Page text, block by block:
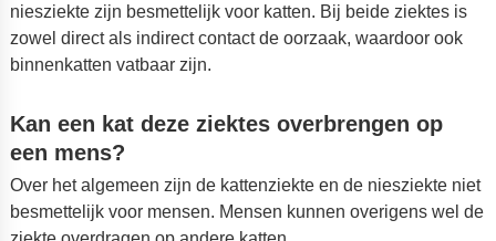
niesziekte zijn besmettelijk voor katten. Bij beide ziektes is
zowel direct als indirect contact de oorzaak, waardoor ook
binnenkatten vatbaar zijn.
Kan een kat deze ziektes overbrengen op
een mens?
Over het algemeen zijn de kattenziekte en de niesziekte niet
besmettelijk voor mensen. Mensen kunnen overigens wel de